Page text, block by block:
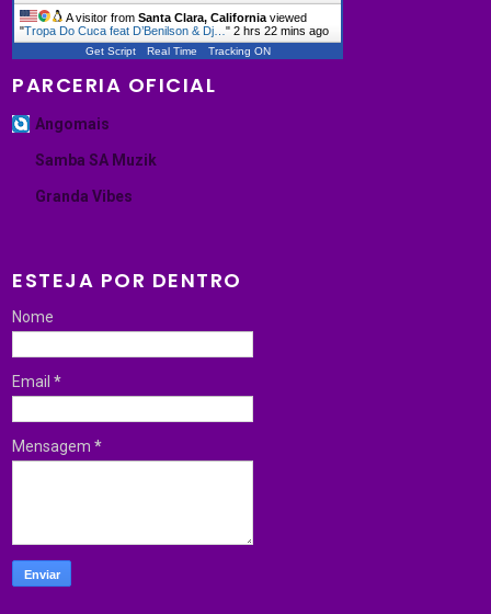
A visitor fromSanta Clara, California viewed
"Tropa Do Cuca feat D’Benilson & Dj…"2 hrs 22 mins ago
Get Script Real Time Tracking ON
PARCERIA OFICIAL
Angomais
Samba SA Muzik
Granda Vibes
ESTEJA POR DENTRO
Nome
Email*
Mensagem*